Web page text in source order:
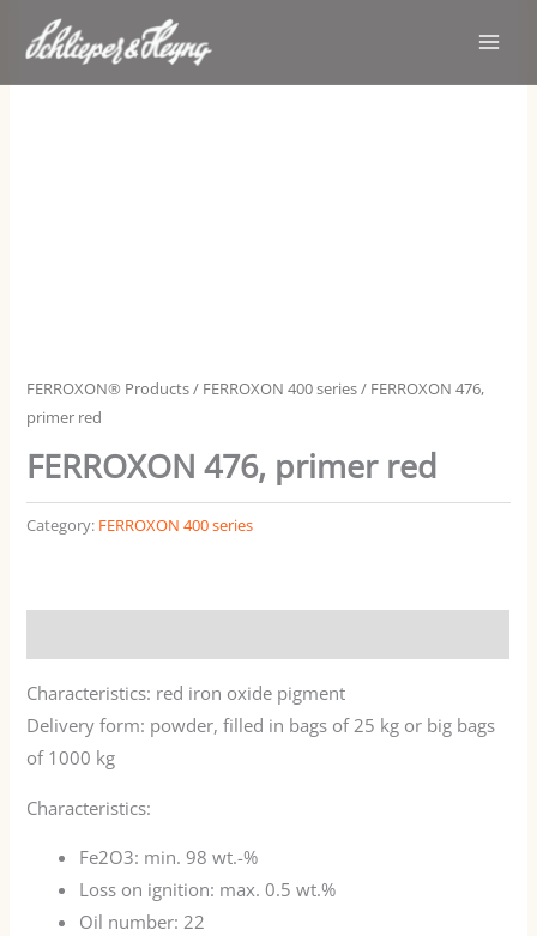
content
FERROXON® Products/ FERROXON 400 series/ FERROXON 476,
primer red
FERROXON 476, primer red
Category: FERROXON 400 series
Characteristics: red iron oxide pigment
Delivery form: powder, filled in bags of 25 kg or big bags
of 1000 kg
Characteristics:
Fe2O3: min. 98 wt.-%
Loss on ignition: max. 0.5 wt.%
Oil number: 22